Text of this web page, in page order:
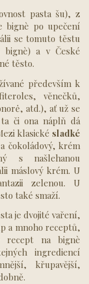
pasta šu), z
bignè po upečení
se tomuto těstu
a v České
těsto.
především k
věnečků,
atd.), ať už se
či ona náplň dá
klasické sladké
čokoládový, krém
s našlehanou
máslový krém. U
zelenou. U
také smaží.
je dvojité vaření,
a mnoho receptů,
recept na bignè
ingrediencí
křupavější,